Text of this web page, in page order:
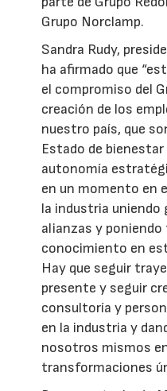
Grupo Norclamp.
Sandra Rudy,
ha afirmado que
el compromiso del
creación de los
nuestro país, que
Estado de
autonomía
en un momento en
la industria uniendo
alianzas y
conocimiento en
Hay que seguir
presente y seguir
consultoría y
en la industria y
nosotros mismos
transformaciones